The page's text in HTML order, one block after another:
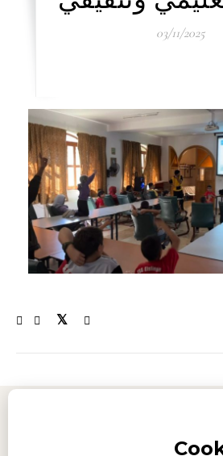
03/11/2025
Imprint